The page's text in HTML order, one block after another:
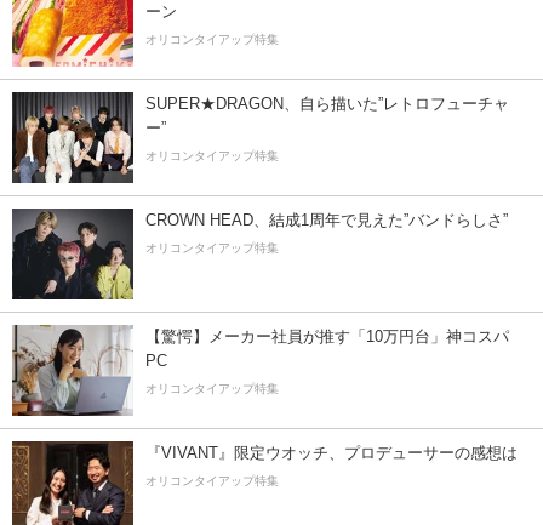
ーン
オリコンタイアップ特集
SUPER★DRAGON、自ら描いた”レトロフューチャ
ー”
オリコンタイアップ特集
CROWN HEAD、結成1周年で見えた”バンドらしさ”
オリコンタイアップ特集
【驚愕】メーカー社員が推す「10万円台」神コスパ
PC
オリコンタイアップ特集
『VIVANT』限定ウオッチ、プロデューサーの感想は
オリコンタイアップ特集